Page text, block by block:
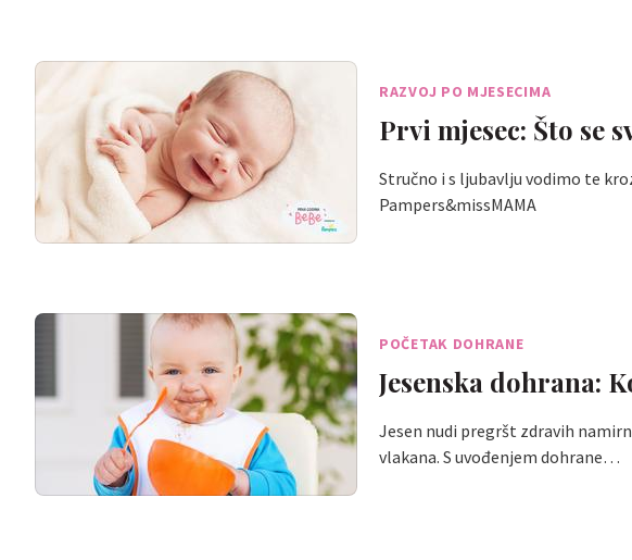
RAZVOJ PO MJESECIMA
Prvi mjesec: Što se
Stručno i s ljubavlju vodimo te
Pampers&missMAMA
POČETAK DOHRANE
Jesenska dohrana:
Jesen nudi pregršt zdravih
vlakana. S uvođenjem dohrane…